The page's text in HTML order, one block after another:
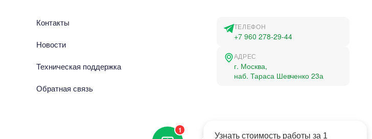
1
Узнать стоимость работы за 1
Контакты
Новости
Техническая поддержка
Обратная связь
ТЕЛЕФОН
+7 960 278-29-44
АДРЕС
г. Москва,
наб. Тараса Шевченко 23а
Все права защищены